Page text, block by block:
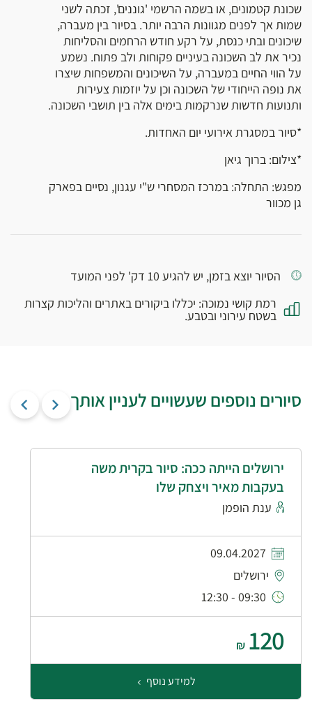
שכונת קטמונים, או בשמה הרשמי 'גוננים', זכתה לשני
שמות אך לפנים מגוונות הרבה יותר. בסיור בין מעברה,
שיכונים ובתי כנסת, על רקע חודש הרחמים והסליחות
נכיר את לב השכונה בעיניים פקוחות ולב פתוח. נשמע
על הווי החיים במעברה, על השיכונים והמשפחות שיצרו
את נופה הייחודי של השכונה וכן על יוזמות צעירות
ותנועות חדשות שנרקמות בימים אלה בין תושבי השכונה.
*סיור במסגרת אירועי יום האחדות.
*צילום: ברוך גיאן
מפגש: התחלה: במרכז המסחרי ש"י עגנון, נסיים בפארק
גן מכוור
הסיור יוצא בזמן, יש להגיע 10 דק' לפני המועד
רמת קושי נמוכה: יכללו ביקורים באתרים והליכות קצרות
בשטח עירוני ובטבע.
סיורים נוספים שעשויים לעניין אותך
ירושלים הייתה ככה: סיור בקרית משה
בעקבות מאיר ויצחק שלו
ענת הופמן
09.04.2027
ירושלים
09:30 - 12:30
120
₪
למידע נוסף